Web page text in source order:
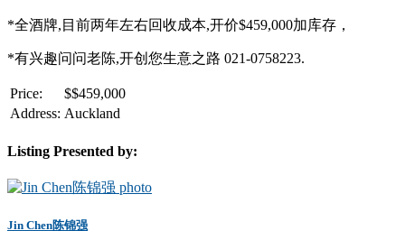
*全酒牌,目前两年左右回收成本,开价$459,000加库存，
*有兴趣问问老陈,开创您生意之路 021-0758223.
Price: $$459,000
Address: Auckland
Listing Presented by:
Jin Chen陈锦强